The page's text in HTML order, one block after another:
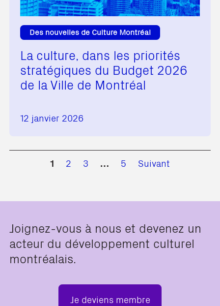
Des nouvelles de Culture Montréal
La culture, dans les priorités
stratégiques du Budget 2026
de la Ville de Montréal
12 janvier 2026
1 2 3 … 5 Suivant
Joignez-vous à nous et devenez un
acteur du développement culturel
montréalais.
Je deviens membre